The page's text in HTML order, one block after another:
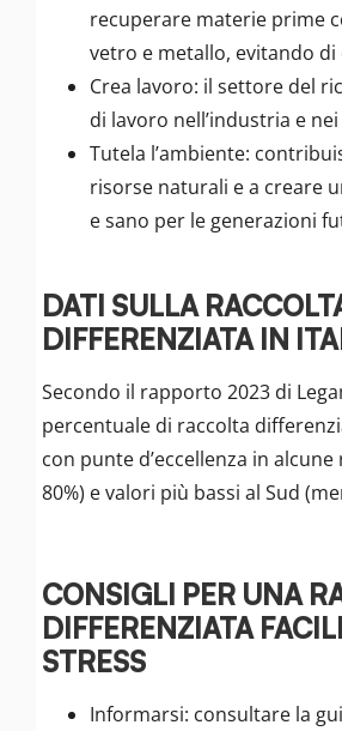
recuperare materie prime
vetro e metallo, evitando
Crea lavoro: il settore del
di lavoro nell’industria e
Tutela l’ambiente:
risorse naturali e a creare
e sano per le generazioni
DATI SULLA
DIFFERENZIATA IN
Secondo il rapporto 2023 di
percentuale di raccolta
con punte d’eccellenza in
80%) e valori più bassi al Sud
CONSIGLI PER UNA
DIFFERENZIATA
STRESS
Informarsi: consultare la